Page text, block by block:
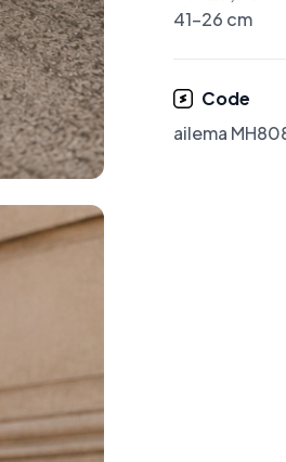
41-26 cm
Code
ailema